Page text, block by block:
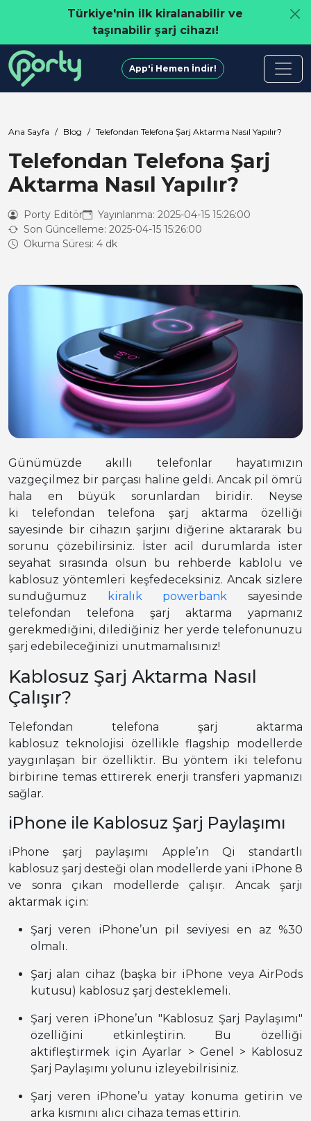
Türkiye'nin ilk kiralanabilir ve
taşınabilir şarj cihazı!
App'i Hemen İndir!
Ana Sayfa Blog Telefondan Telefona Şarj Aktarma Nasıl Yapılır?
Telefondan Telefona Şarj
Aktarma Nasıl Yapılır?
Porty Editör
Yayınlanma: 2025-04-15 15:26:00
Son Güncelleme: 2025-04-15 15:26:00
Okuma Süresi: 4 dk
Günümüzde akıllı telefonlar hayatımızın
vazgeçilmez bir parçası haline geldi. Ancak pil ömrü
hala en büyük sorunlardan biridir. Neyse
ki telefondan telefona şarj aktarma özelliği
sayesinde bir cihazın şarjını diğerine aktararak bu
sorunu çözebilirsiniz. İster acil durumlarda ister
seyahat sırasında olsun bu rehberde kablolu ve
kablosuz yöntemleri keşfedeceksiniz. Ancak sizlere
sunduğumuz
kiralık powerbank sayesinde
telefondan telefona şarj aktarma yapmanız
gerekmediğini, dilediğiniz her yerde telefonunuzu
şarj edebileceğinizi unutmamalısınız!
Kablosuz Şarj Aktarma Nasıl
Çalışır?
Telefondan telefona şarj aktarma
kablosuz teknolojisi özellikle flagship modellerde
yaygınlaşan bir özelliktir. Bu yöntem iki telefonu
birbirine temas ettirerek enerji transferi yapmanızı
sağlar.
iPhone ile Kablosuz Şarj Paylaşımı
iPhone şarj paylaşımı Apple’ın Qi standartlı
kablosuz şarj desteği olan modellerde yani iPhone 8
ve sonra çıkan modellerde çalışır. Ancak şarjı
aktarmak için:
Şarj veren iPhone’un pil seviyesi en az %30
olmalı.
Şarj alan cihaz (başka bir iPhone veya AirPods
kutusu) kablosuz şarj desteklemeli.
Şarj veren iPhone’un "Kablosuz Şarj Paylaşımı"
özelliğini etkinleştirin. Bu özelliği
aktifleştirmek için Ayarlar > Genel > Kablosuz
Şarj Paylaşımı yolunu izleyebilrisiniz.
Şarj veren iPhone’u yatay konuma getirin ve
arka kısmını alıcı cihaza temas ettirin.